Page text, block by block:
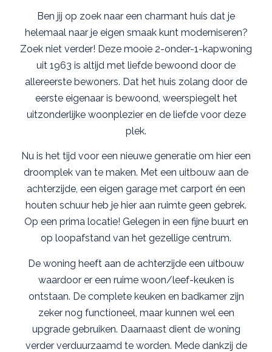
Ben jij op zoek naar een charmant huis dat je
helemaal naar je eigen smaak kunt moderniseren?
Zoek niet verder! Deze mooie 2-onder-1-kapwoning
uit 1963 is altijd met liefde bewoond door de
allereerste bewoners. Dat het huis zolang door de
eerste eigenaar is bewoond, weerspiegelt het
uitzonderlijke woonplezier en de liefde voor deze
plek.
Nu is het tijd voor een nieuwe generatie om hier een
droomplek van te maken. Met een uitbouw aan de
achterzijde, een eigen garage met carport én een
houten schuur heb je hier aan ruimte geen gebrek.
Op een prima locatie! Gelegen in een fijne buurt en
op loopafstand van het gezellige centrum.
De woning heeft aan de achterzijde een uitbouw
waardoor er een ruime woon/leef-keuken is
ontstaan. De complete keuken en badkamer zijn
zeker nog functioneel, maar kunnen wel een
upgrade gebruiken. Daarnaast dient de woning
verder verduurzaamd te worden. Mede dankzij de